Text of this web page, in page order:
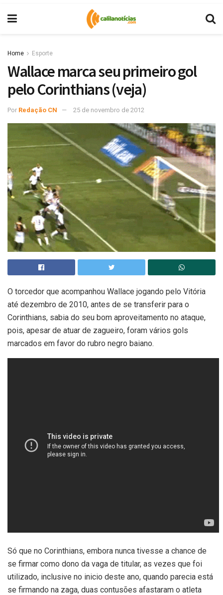
Home Esporte
Wallace marca seu primeiro gol
pelo Corinthians (veja)
Por Redação CN 25 de novembro de 2012
O torcedor que acompanhou Wallace jogando pelo Vitória
até dezembro de 2010, antes de se transferir para o
Corinthians, sabia do seu bom aproveitamento no ataque,
pois, apesar de atuar de zagueiro, foram vários gols
marcados em favor do rubro negro baiano.
Só que no Corinthians, embora nunca tivesse a chance de
se firmar como dono da vaga de titular, as vezes que foi
utilizado, inclusive no inicio deste ano, quando parecia está
se firmando na zaga, duas contusões afastaram o atleta